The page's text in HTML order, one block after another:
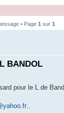
• Page 1 sur 1
BANDOL
pour le L de